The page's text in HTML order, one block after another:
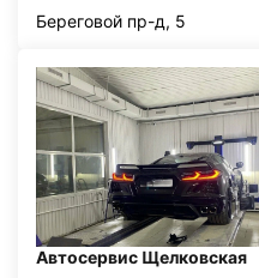
Береговой пр-д, 5
Автосервис Щелковская